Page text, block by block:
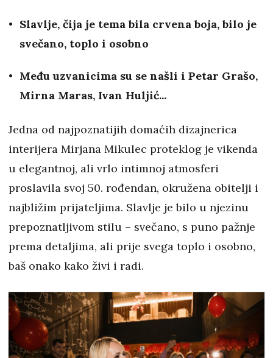
Slavlje, čija je tema bila crvena boja, bilo je
svečano, toplo i osobno
Među uzvanicima su se našli i Petar Grašo,
Mirna Maras, Ivan Huljić...
Jedna od najpoznatijih domaćih dizajnerica
interijera Mirjana Mikulec proteklog je vikenda
u elegantnoj, ali vrlo intimnoj atmosferi
proslavila svoj 50. rođendan, okružena obitelji i
najbližim prijateljima. Slavlje je bilo u njezinu
prepoznatljivom stilu – svečano, s puno pažnje
prema detaljima, ali prije svega toplo i osobno,
baš onako kako živi i radi.